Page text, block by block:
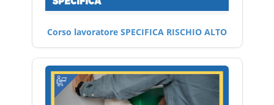
Corso lavoratore SPECIFICA RISCHIO ALTO